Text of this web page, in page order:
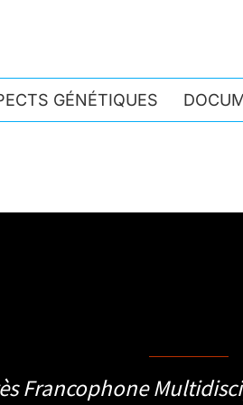
GÉNÉTIQUES
Francophone